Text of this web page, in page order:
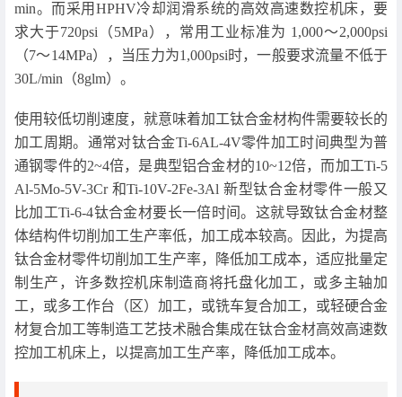
min。而采用HPHV冷却润滑系统的高效高速数控机床，要
求大于720psi（5MPa），常用工业标准为 1,000～2,000psi
（7～14MPa），当压力为1,000psi时，一般要求流量不低于
30L/min（8glm）。
使用较低切削速度，就意味着加工钛合金材构件需要较长的
加工周期。通常对钛合金Ti-6AL-4V零件加工时间典型为普
通钢零件的2~4倍，是典型铝合金材的10~12倍，而加工Ti-5
Al-5Mo-5V-3Cr 和Ti-10V-2Fe-3Al 新型钛合金材零件一般又
比加工Ti-6-4钛合金材要长一倍时间。这就导致钛合金材整
体结构件切削加工生产率低，加工成本较高。因此，为提高
钛合金材零件切削加工生产率，降低加工成本，适应批量定
制生产，许多数控机床制造商将托盘化加工，或多主轴加
工，或多工作台（区）加工，或铣车复合加工，或轻硬合金
材复合加工等制造工艺技术融合集成在钛合金材高效高速数
控加工机床上，以提高加工生产率，降低加工成本。